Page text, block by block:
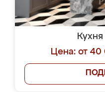
Цена: от 40